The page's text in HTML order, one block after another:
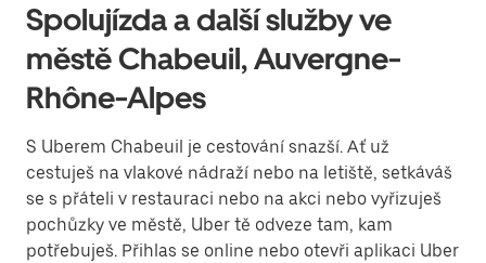
Spolujízda a další služby ve
městě Chabeuil, Auvergne-
Rhône-Alpes
S Uberem Chabeuil je cestování snazší. Ať už
cestuješ na vlakové nádraží nebo na letiště, setkáváš
se s přáteli v restauraci nebo na akci nebo vyřizuješ
pochůzky ve městě, Uber tě odveze tam, kam
potřebuješ. Přihlas se online nebo otevři aplikaci Uber